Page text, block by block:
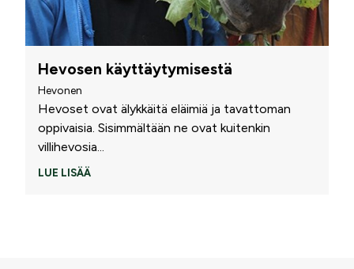
Hevosen käyttäytymisestä
Hevonen
Hevoset ovat älykkäitä eläimiä ja tavattoman
oppivaisia. Sisimmältään ne ovat kuitenkin
villihevosia...
LUE LISÄÄ